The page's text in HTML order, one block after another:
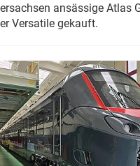
ansässige Atlas
Versatile gekauft.